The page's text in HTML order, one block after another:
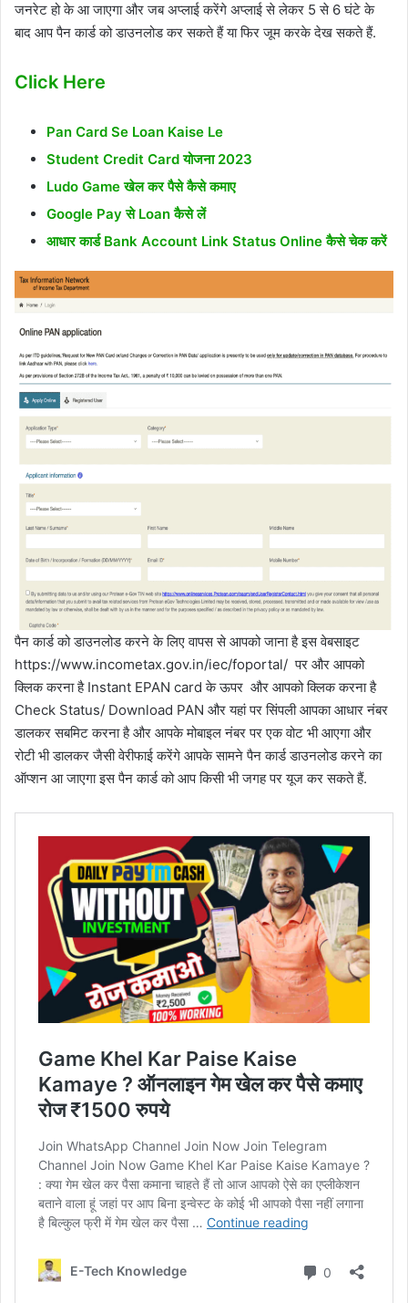
जनरेट हो के आ जाएगा और जब अप्लाई करेंगे अप्लाई से लेकर 5 से 6 घंटे के
बाद आप पैन कार्ड को डाउनलोड कर सकते हैं या फिर जूम करके देख सकते हैं.
Click Here
Pan Card Se Loan Kaise Le
Student Credit Card योजना 2023
Ludo Game खेल कर पैसे कैसे कमाए
Google Pay से Loan कैसे लें
आधार कार्ड Bank Account Link Status Online कैसे चेक करें
पैन कार्ड को डाउनलोड करने के लिए वापस से आपको जाना है इस वेबसाइट
https://www.incometax.gov.in/iec/foportal/ पर और आपको
क्लिक करना है Instant EPAN card के ऊपर और आपको क्लिक करना है
Check Status/ Download PAN और यहां पर सिंपली आपका आधार नंबर
डालकर सबमिट करना है और आपके मोबाइल नंबर पर एक वोट भी आएगा और
रोटी भी डालकर जैसी वेरीफाई करेंगे आपके सामने पैन कार्ड डाउनलोड करने का
ऑप्शन आ जाएगा इस पैन कार्ड को आप किसी भी जगह पर यूज कर सकते हैं.